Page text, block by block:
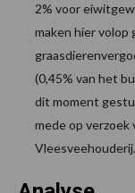
2% voor
maken hier volop
(0,45% van het
dit moment
mede op verzoek
Vleesveehouderij.